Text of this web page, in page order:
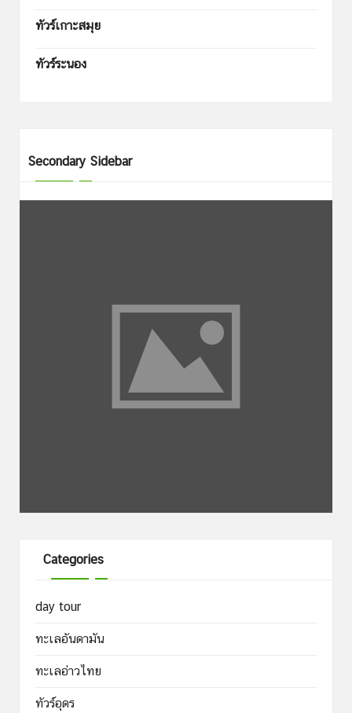
ทัวร์เกาะสมุย
ทัวร์ระนอง
Secondary Sidebar
Categories
day tour
ทะเลอันดามัน
ทะเลอ่าวไทย
ทัวร์อุดร